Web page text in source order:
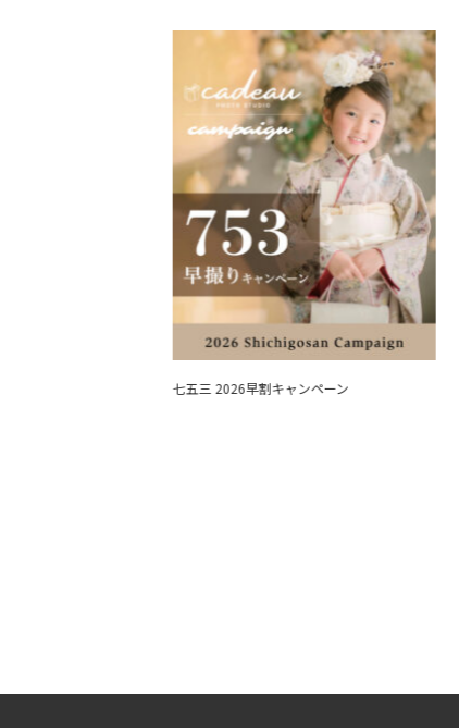
七五三 2026早割キャンペーン